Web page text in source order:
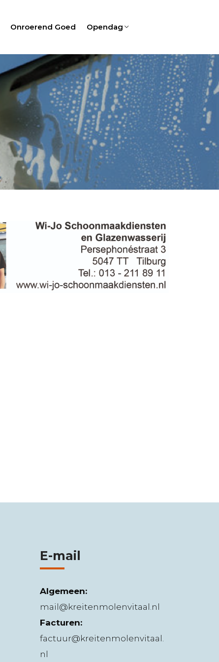
Onroerend Goed Opendag
E-mail
Algemeen:
mail@kreitenmolenvitaal.nl
Facturen:
factuur@kreitenmolenvitaal.
nl